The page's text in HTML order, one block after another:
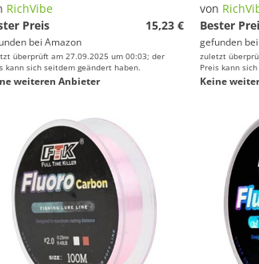
RichVibe
Preis
15,23 €
bei Amazon
überprüft am 27.09.2025 um 00:03; der
kann sich seitdem geändert haben.
weiteren Anbieter
von
Bester
gefunden bei
zuletzt
Preis kann
Keine